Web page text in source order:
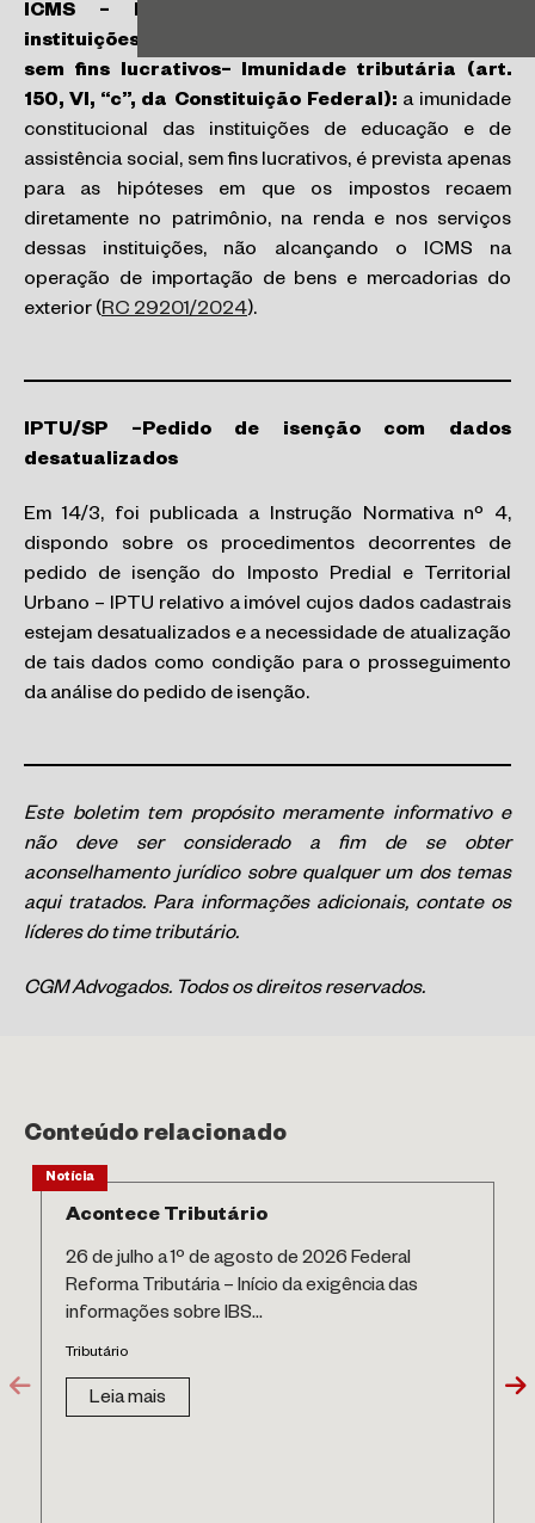
ICMS – Importação de mercadorias por
instituições de educação e de assistência social,
sem fins lucrativos– Imunidade tributária (art.
150, VI, “c”, da Constituição Federal): a imunidade
constitucional das instituições de educação e de
assistência social, sem fins lucrativos, é prevista apenas
para as hipóteses em que os impostos recaem
diretamente no patrimônio, na renda e nos serviços
dessas instituições, não alcançando o ICMS na
operação de importação de bens e mercadorias do
exterior (RC 29201/2024).
IPTU/SP –Pedido de isenção com dados
desatualizados
Em 14/3, foi publicada a Instrução Normativa nº 4,
dispondo sobre os procedimentos decorrentes de
pedido de isenção do Imposto Predial e Territorial
Urbano – IPTU relativo a imóvel cujos dados cadastrais
estejam desatualizados e a necessidade de atualização
de tais dados como condição para o prosseguimento
da análise do pedido de isenção.
Este boletim tem propósito meramente informativo e
não deve ser considerado a fim de se obter
aconselhamento jurídico sobre qualquer um dos temas
aqui tratados. Para informações adicionais, contate os
líderes do time tributário.
CGM Advogados. Todos os direitos reservados.
Conteúdo relacionado
Notícia
Acontece Tributário
26 de julho a 1º de agosto de 2026 Federal
Reforma Tributária – Início da exigência das
informações sobre IBS...
Tributário
Leia mais